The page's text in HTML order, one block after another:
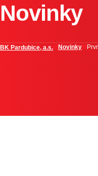
Novinky
BK Pardubice, a.s. Novinky